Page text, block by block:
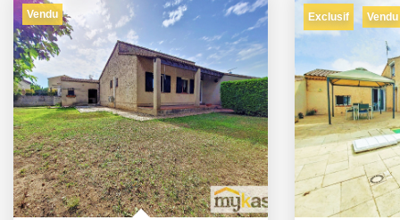
Vendu Exclusif Vendu